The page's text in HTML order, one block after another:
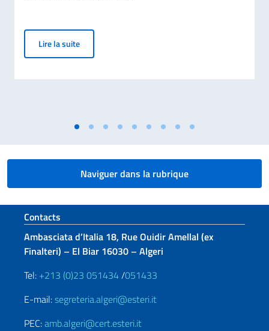
Lire la suiteL’Ambassade d’Italie à Alger accueille le spectacle «
Naviguer dans la rubrique
Section de pied de page
Contacts
Ambasciata d’Italia 18, Rue Ouidir Amellal (ex
Finalteri) – El Biar 16030 – Algeri
Tel: +213 (0)23 051434/051433
E-mail:segreteria.algeri@esteri.it
PEC:amb.algeri@cert.esteri.it